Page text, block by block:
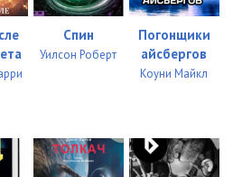
01:59
06:15
Спин
Уилсон Роберт
Погонщики
айсбергов
Коуни Майкл